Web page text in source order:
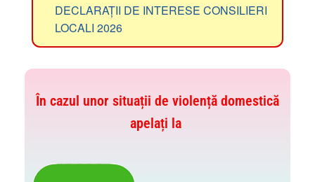
DECLARAȚII DE INTERESE CONSILIERI
LOCALI 2026
În cazul unor situații de violență domestică
apelați la